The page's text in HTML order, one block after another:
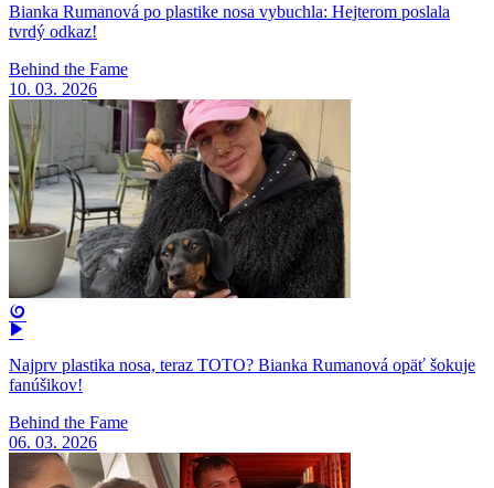
Bianka Rumanová po plastike nosa vybuchla: Hejterom poslala
tvrdý odkaz!
Behind the Fame
10. 03. 2026
Najprv plastika nosa, teraz TOTO? Bianka Rumanová opäť šokuje
fanúšikov!
Behind the Fame
06. 03. 2026